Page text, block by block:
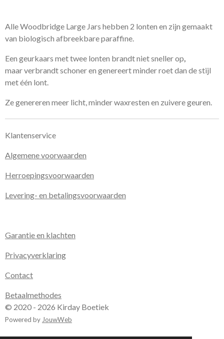
Alle Woodbridge Large Jars hebben 2 lonten en zijn gemaakt
van biologisch afbreekbare paraffine.
Een geurkaars met twee lonten brandt niet sneller op,
maar verbrandt schoner en genereert minder roet dan de stijl
met één lont.
Ze genereren meer licht, minder waxresten en zuivere geuren.
Klantenservice
Algemene voorwaarden
Herroepingsvoorwaarden
Levering- en betalingsvoorwaarden
Garantie en klachten
Privacyverklaring
Contact
Betaalmethodes
© 2020 - 2026 Kirday Boetiek
Powered by JouwWeb